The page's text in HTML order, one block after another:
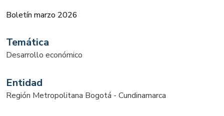
Boletín marzo 2026
Temática
Desarrollo económico
Entidad
Región Metropolitana Bogotá - Cundinamarca